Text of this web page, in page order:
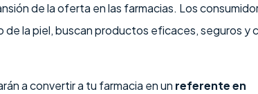
de la oferta en las farmacias. Los
la piel, buscan productos eficaces, seguros y
a convertir a tu farmacia en un referente en